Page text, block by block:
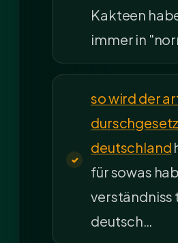
Kakteen
immer in
so wird der
deutschland
für sowas
verständniss
deutsch…